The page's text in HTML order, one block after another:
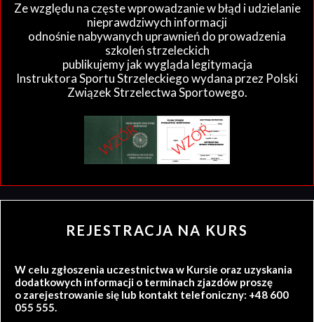
Ze względu na częste wprowadzanie w błąd i udzielanie
nieprawdziwych informacji
odnośnie nabywanych uprawnień do prowadzenia
szkoleń strzeleckich
publikujemy jak wygląda legitymacja
Instruktora Sportu Strzeleckiego wydana przez Polski
Związek Strzelectwa Sportowego.
REJESTRACJA NA KURS
W celu zgłoszenia uczestnictwa w Kursie oraz uzyskania
dodatkowych informacji o terminach zjazdów proszę
o zarejestrowanie się lub kontakt telefoniczny: +48 600
055 555.